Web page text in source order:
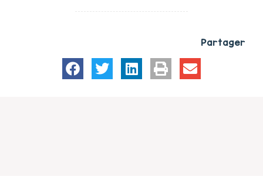
Partager